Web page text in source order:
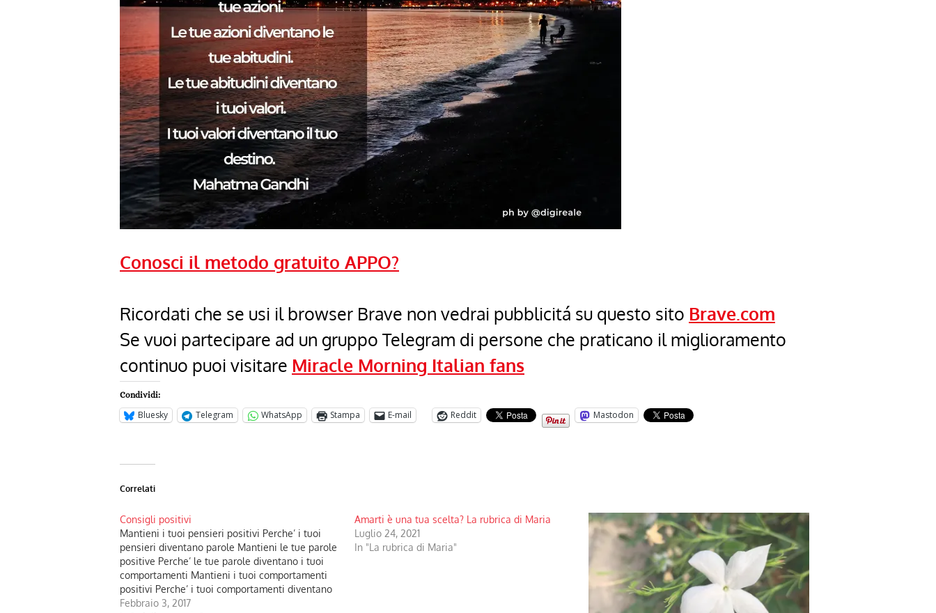
Conosci il metodo gratuito APPO?
Ricordati che se usi il browser Brave non vedrai pubblicitá su questo sito Brave.com
Se vuoi partecipare ad un gruppo Telegram di persone che praticano il miglioramento
continuo puoi visitare Miracle Morning Italian fans
Condividi:
Bluesky Telegram WhatsApp Stampa E-mail Reddit Mastodon
Correlati
Consigli positivi
​Mantieni i tuoi pensieri positivi Perche’ i tuoi
pensieri diventano parole Mantieni le tue parole
positive Perche’ le tue parole diventano i tuoi
comportamenti Mantieni i tuoi comportamenti
positivi Perche’ i tuoi comportamenti diventano
le tue abitudini Mantieni le tue abitudini positive
Febbraio 3, 2017
Amarti è una tua scelta? La rubrica di Maria
Luglio 24, 2021
In "La rubrica di Maria"